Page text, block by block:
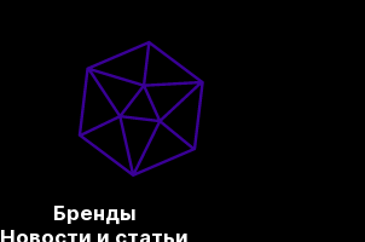
Бренды
Новости и статьи